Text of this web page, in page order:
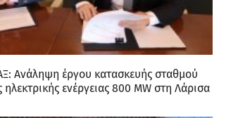
Ανάληψη έργου κατασκευής σταθμού
ενέργειας 800 ΜW στη Λάρισα